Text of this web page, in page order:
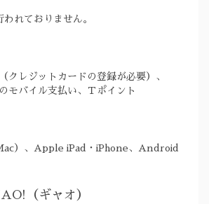
れておりません。
クレジットカードの登録が必要）、
モバイル支払い、Ｔポイント
）、Apple iPad・iPhone、Android
（ギャオ）